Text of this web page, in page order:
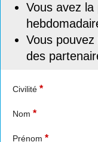
Vous avez
Vous
des
Civilité *
Nom *
Prénom *